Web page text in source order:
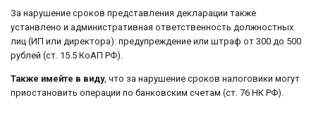
За нарушение сроков представления декларации также
устанвлено и административная ответственность должностных
лиц (ИП или директора): предупреждение или штраф от 300 до 500
рублей (ст. 15.5 КоАП РФ).
Также имейте в виду, что за нарушение сроков налоговики могут
приостановить операции по банковским счетам (ст. 76 НК РФ).